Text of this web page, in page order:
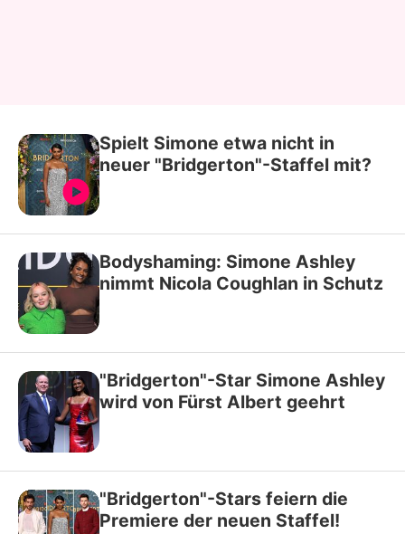
Spielt Simone etwa nicht in
neuer "Bridgerton"-Staffel mit?
Bodyshaming: Simone Ashley
nimmt Nicola Coughlan in Schutz
"Bridgerton"-Star Simone Ashley
wird von Fürst Albert geehrt
"Bridgerton"-Stars feiern die
Premiere der neuen Staffel!